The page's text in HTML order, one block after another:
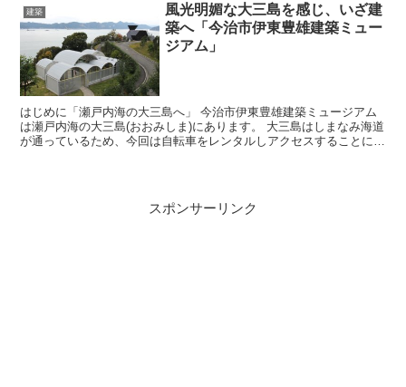
建築
風光明媚な大三島を感じ、いざ建
築へ「今治市伊東豊雄建築ミュー
ジアム」
はじめに「瀬戸内海の大三島へ」 今治市伊東豊雄建築ミュージアム
は瀬戸内海の大三島(おおみしま)にあります。 大三島はしまなみ海道
が通っているため、今回は自転車をレンタルしアクセスすることにし
スポンサーリンク